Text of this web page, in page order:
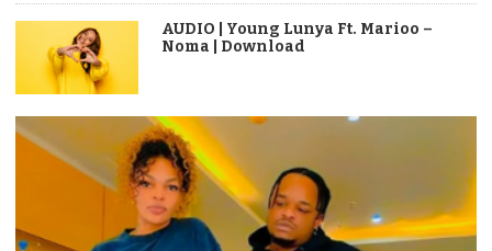
AUDIO | Young Lunya Ft. Marioo –
Noma | Download